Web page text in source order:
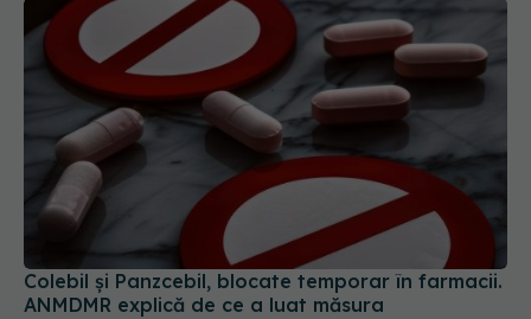
Colebil și Panzcebil, blocate temporar în farmacii.
ANMDMR explică de ce a luat măsura